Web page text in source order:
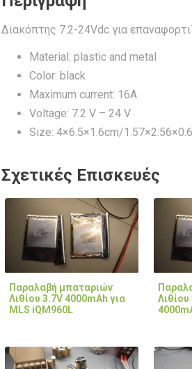
Διακόπτης 7.2-24Vdc για
Material: plastic and metal
Color: black
Maximum current: 16A
Voltage: 7.2 V – 24 V
Size: 4×6.5×1.6cm/
Σχετικές Επισκευές
Παραλαβή μπαταριών
Λιθίου 3.7V 4000mAh για
MLS iQM960L